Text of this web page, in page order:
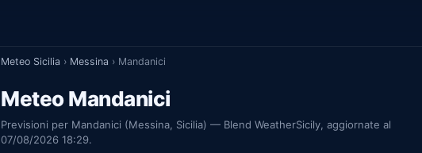
Meteo Sicilia › Messina › Mandanici
Meteo Mandanici
Previsioni per Mandanici (Messina, Sicilia) — Blend WeatherSicily, aggiornate al
07/08/2026 18:29.